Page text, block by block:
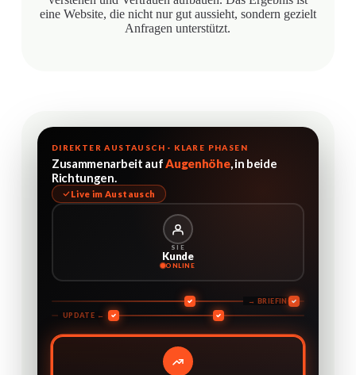
eine Website, die nicht nur gut aussieht, sondern gezielt
Anfragen unterstützt.
DIREKTER AUSTAUSCH · KLARE PHASEN
Zusammenarbeit aufAugenhöhe, in beide
Richtungen.
Live im Austausch
SIE
Kunde
ONLINE
→ BRIEFING
UPDATE ←